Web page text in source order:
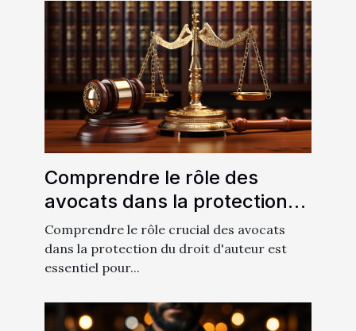
Comprendre le rôle des
avocats dans la protection
du droit d'auteur
Comprendre le rôle crucial des avocats
dans la protection du droit d'auteur est
essentiel pour...